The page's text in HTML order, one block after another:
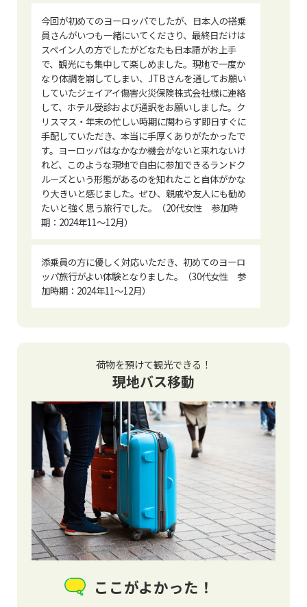
今回が初めてのヨーロッパでしたが、日本人の搭乗
員さんがいつも一緒にいてくださり、最終日だけは
スペイン人の方でしたがどなたも日本語がお上手
で、観光にも集中して楽しめました。現地で一度か
なり体調を崩してしまい、JTBさんを通してお願い
していたジェイアイ傷害火災保険株式会社様に連絡
して、ホテル受診および通訳をお願いしました。ク
リスマス・年末の忙しい時期に関わらず即日すぐに
手配していただき、本当に手厚くありがたかったで
す。ヨーロッパはなかなか機会がないと来れないけ
れど、このような現地で自由に参加できるランドク
ルーズという形態があるのを知れたこと自体がかな
り大きいと感じました。ぜひ、親戚や友人にも勧め
たいと強く思う旅行でした。（20代女性 参加時
期：2024年11～12月）
添乗員の方に優しく対応いただき、初めてのヨーロ
ッパ旅行がよい体験となりました。（30代女性 参
加時期：2024年11～12月）
荷物を預けて観光できる！
現地バス移動
ここがよかった！